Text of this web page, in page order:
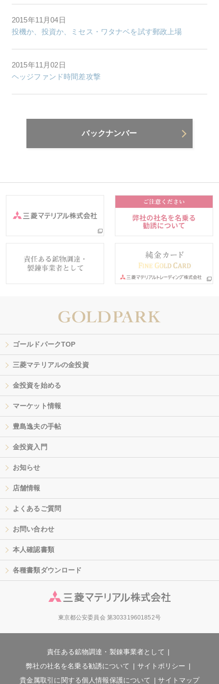
2015年11月04日
投機か、投資か、ミセス・ワタナベを試す郵政上場
2015年11月02日
ヘッジファンド時間差攻撃
バックナンバー
ゴールドパークTOP
三菱マテリアルの金投資
金投資を始める
マーケット情報
豊島逸夫の手帖
金投資入門
お知らせ
店舗情報
よくあるご質問
お問い合わせ
本人確認書類
各種書類ダウンロード
東京都公安委員会 第303319601852号
責任ある鉱物調達・製錬事業者として
弊社の社名を名乗る勧誘について
サイトポリシー
貴金属取引に関する個人情報保護について
サイトマップ